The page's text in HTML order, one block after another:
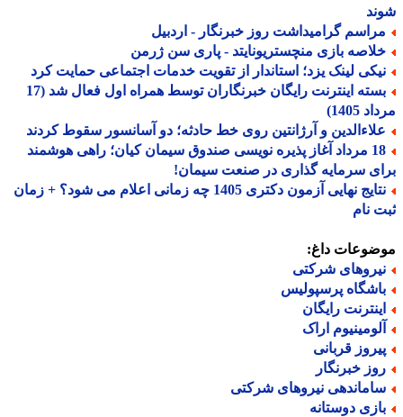
گرامیداشت روز خبرنگار - اردبیل
بازی منچستریونایتد - پاری سن ژرمن
لینک یزد؛ استاندار از تقویت خدمات اجتماعی حمایت کرد
بسته اینترنت رایگان خبرنگاران توسط همراه اول فعال شد (17
1405)
و آرژانتین روی خط حادثه؛ دو آسانسور سقوط کردند
18 مرداد آغاز پذیره نویسی صندوق سیمان کیان؛ راهی هوشمند
سرمایه گذاری در صنعت سیمان!
نتایج نهایی آزمون دکتری 1405 چه زمانی اعلام می شود؟ + زمان
نام
داغ:
شرکتی
پرسپولیس
رایگان
اراک
قربانی
خبرنگار
نیروهای شرکتی
دوستانه